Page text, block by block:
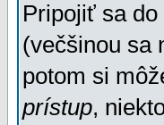
Pripojiť sa
(večšinou sa
potom si
prístup,